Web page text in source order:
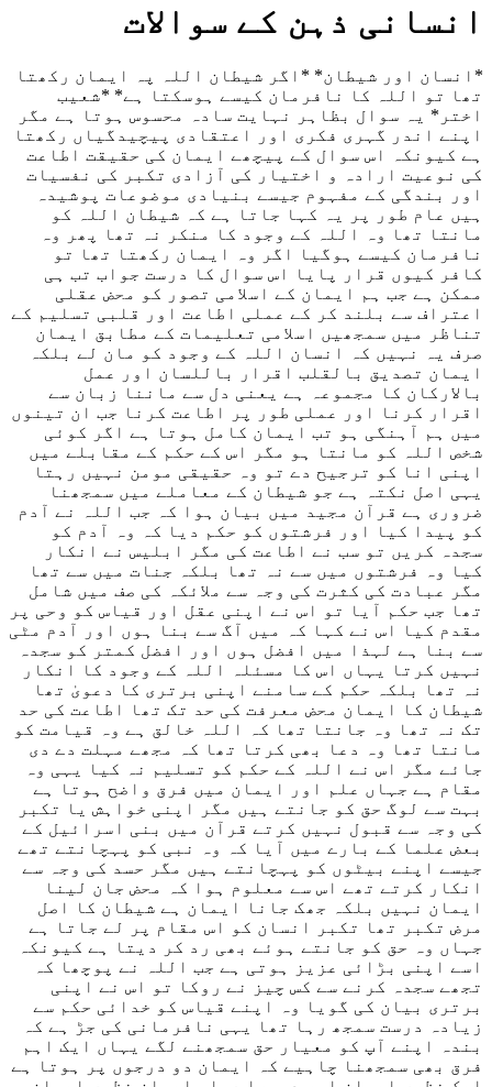
انسانی ذہن کے سوالات
*انسان اور شیطان* *اگر شیطان اللہ پہ ایمان رکھتا
تھا تو اللہ کا نافرمان کیسے ہوسکتا ہے* *شعیب
اختر* یہ سوال بظاہر نہایت سادہ محسوس ہوتا ہے مگر
اپنے اندر گہری فکری اور اعتقادی پیچیدگیاں رکھتا
ہے کیونکہ اس سوال کے پیچھے ایمان کی حقیقت اطاعت
کی نوعیت ارادہ و اختیار کی آزادی تکبر کی نفسیات
اور بندگی کے مفہوم جیسے بنیادی موضوعات پوشیدہ
ہیں عام طور پر یہ کہا جاتا ہے کہ شیطان اللہ کو
مانتا تھا وہ اللہ کے وجود کا منکر نہ تھا پھر وہ
نافرمان کیسے ہوگیا اگر وہ ایمان رکھتا تھا تو
کافر کیوں قرار پایا اس سوال کا درست جواب تب ہی
ممکن ہے جب ہم ایمان کے اسلامی تصور کو محض عقلی
اعتراف سے بلند کر کے عملی اطاعت اور قلبی تسلیم کے
تناظر میں سمجھیں اسلامی تعلیمات کے مطابق ایمان
صرف یہ نہیں کہ انسان اللہ کے وجود کو مان لے بلکہ
ایمان تصدیق بالقلب اقرار باللسان اور عمل
بالارکان کا مجموعہ ہے یعنی دل سے ماننا زبان سے
اقرار کرنا اور عملی طور پر اطاعت کرنا جب ان تینوں
میں ہم آہنگی ہو تب ایمان کامل ہوتا ہے اگر کوئی
شخص اللہ کو مانتا ہو مگر اس کے حکم کے مقابلے میں
اپنی انا کو ترجیح دے تو وہ حقیقی مومن نہیں رہتا
یہی اصل نکتہ ہے جو شیطان کے معاملے میں سمجھنا
ضروری ہے قرآن مجید میں بیان ہوا کہ جب اللہ نے آدم
کو پیدا کیا اور فرشتوں کو حکم دیا کہ وہ آدم کو
سجدہ کریں تو سب نے اطاعت کی مگر ابلیس نے انکار
کیا وہ فرشتوں میں سے نہ تھا بلکہ جنات میں سے تھا
مگر عبادت کی کثرت کی وجہ سے ملائکہ کی صف میں شامل
تھا جب حکم آیا تو اس نے اپنی عقل اور قیاس کو وحی پر
مقدم کیا اس نے کہا کہ میں آگ سے بنا ہوں اور آدم مٹی
سے بنا ہے لہذا میں افضل ہوں اور افضل کمتر کو سجدہ
نہیں کرتا یہاں اس کا مسئلہ اللہ کے وجود کا انکار
نہ تھا بلکہ حکم کے سامنے اپنی برتری کا دعویٰ تھا
شیطان کا ایمان محض معرفت کی حد تک تھا اطاعت کی حد
تک نہ تھا وہ جانتا تھا کہ اللہ خالق ہے وہ قیامت کو
مانتا تھا وہ دعا بھی کرتا تھا کہ مجھے مہلت دے دی
جائے مگر اس نے اللہ کے حکم کو تسلیم نہ کیا یہی وہ
مقام ہے جہاں علم اور ایمان میں فرق واضح ہوتا ہے
بہت سے لوگ حق کو جانتے ہیں مگر اپنی خواہش یا تکبر
کی وجہ سے قبول نہیں کرتے قرآن میں بنی اسرائیل کے
بعض علما کے بارے میں آیا کہ وہ نبی کو پہچانتے تھے
جیسے اپنے بیٹوں کو پہچانتے ہیں مگر حسد کی وجہ سے
انکار کرتے تھے اس سے معلوم ہوا کہ محض جان لینا
ایمان نہیں بلکہ جھک جانا ایمان ہے شیطان کا اصل
مرض تکبر تھا تکبر انسان کو اس مقام پر لے جاتا ہے
جہاں وہ حق کو جانتے ہوئے بھی رد کر دیتا ہے کیونکہ
اسے اپنی بڑائی عزیز ہوتی ہے جب اللہ نے پوچھا کہ
تجھے سجدہ کرنے سے کس چیز نے روکا تو اس نے اپنی
برتری بیان کی گویا وہ اپنے قیاس کو خدائی حکم سے
زیادہ درست سمجھ رہا تھا یہی نافرمانی کی جڑ ہے کہ
بندہ اپنے آپ کو معیار حق سمجھنے لگے یہاں ایک اہم
فرق بھی سمجھنا چاہیے کہ ایمان دو درجوں پر ہوتا ہے